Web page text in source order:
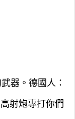
器。德國人：
射炮專打你們